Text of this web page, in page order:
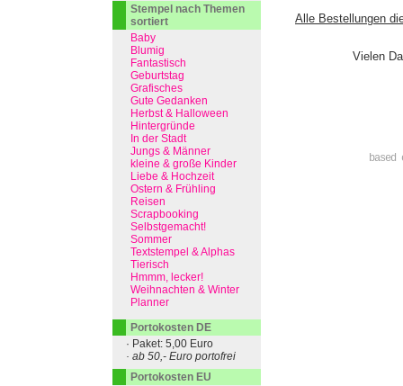
Alle Bestellungen
Vielen
Stempel nach Themen
sortiert
Baby
Blumig
Fantastisch
Geburtstag
Grafisches
Gute Gedanken
Herbst & Halloween
Hintergründe
In der Stadt
Jungs & Männer
kleine & große Kinder
Liebe & Hochzeit
Ostern & Frühling
Reisen
Scrapbooking
Selbstgemacht!
Sommer
Textstempel & Alphas
Tierisch
Hmmm, lecker!
Weihnachten & Winter
Planner
Portokosten DE
· Paket: 5,00 Euro
· ab 50,- Euro portofrei
Portokosten EU